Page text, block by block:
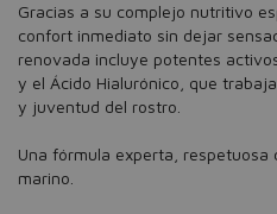
Gracias a su complejo nutritivo
confort inmediato sin dejar
renovada incluye potentes
y el Ácido Hialurónico, que
y juventud del rostro.
Una fórmula experta, respetuosa
marino.